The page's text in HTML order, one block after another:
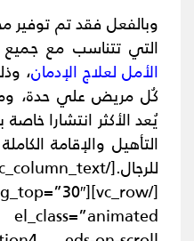
وبالفعل فقد تم
التي تتناسب مع
الأمل لعلاج الإدمان،
كُل مريض علي حدة،
يُعد الأكثر انتشارا
التأهيل والإقامة
للرجال.